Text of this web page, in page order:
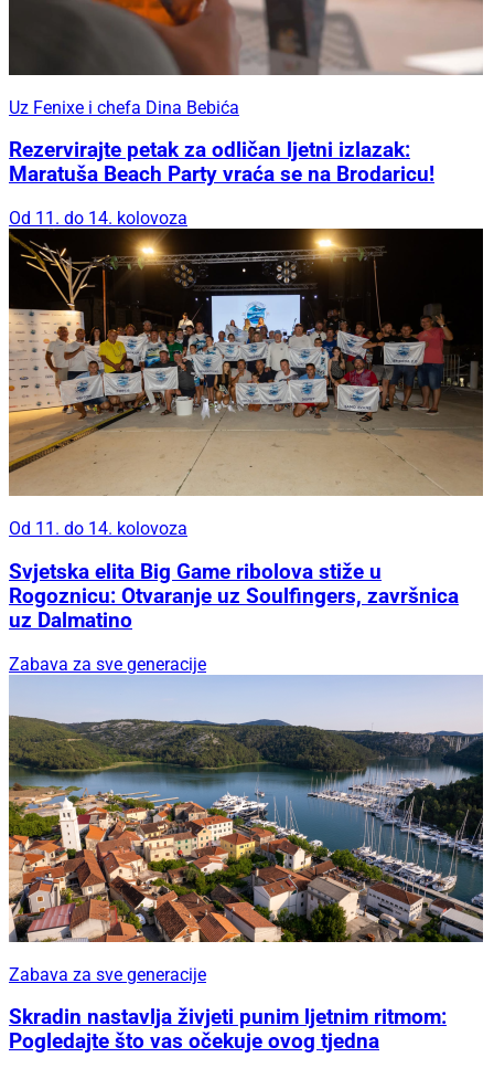
Uz Fenixe i chefa Dina Bebića
Rezervirajte petak za odličan ljetni izlazak:
Maratuša Beach Party vraća se na Brodaricu!
Od 11. do 14. kolovoza
Od 11. do 14. kolovoza
Svjetska elita Big Game ribolova stiže u
Rogoznicu: Otvaranje uz Soulfingers, završnica
uz Dalmatino
Zabava za sve generacije
Zabava za sve generacije
Skradin nastavlja živjeti punim ljetnim ritmom:
Pogledajte što vas očekuje ovog tjedna